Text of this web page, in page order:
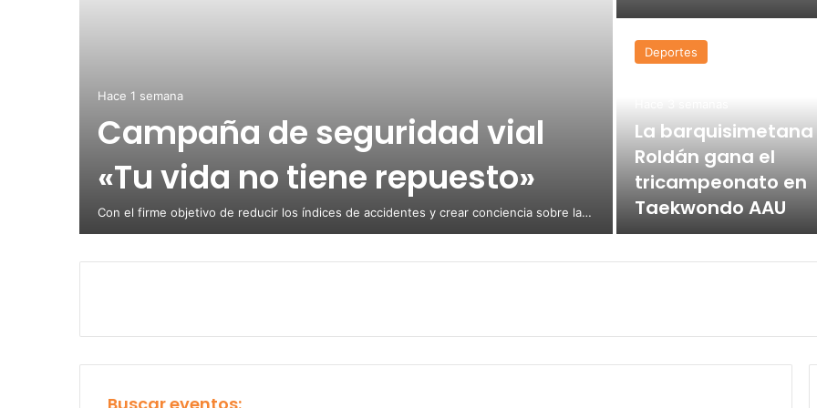
Hace 1 semana
Campaña de seguridad vial
«Tu vida no tiene repuesto»
Con el firme objetivo de reducir los índices de accidentes y crear conciencia sobre la…
Deportes
La barquisimetana
Roldán gana el
tricampeonato en
Taekwondo AAU